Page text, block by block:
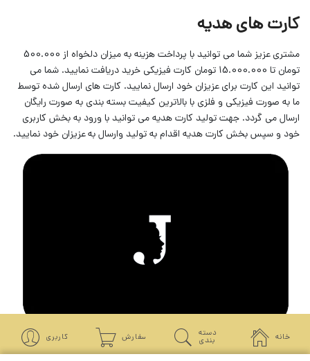
کارت های هدیه
مشتری عزیز شما می توانید با پرداخت هزینه به میزان دلخواه از 500.000
تومان تا 15.000.000 تومان کارت فیزیکی خرید دریافت نمایید. شما می
توانید این کارت برای عزیزان خود ارسال نمایید. کارت های ارسال شده توسط
ما به صورت فیزیکی و فلزی با بالاترین کیفیت بسته بندی به صورت رایگان
ارسال می گردد. جهت تولید کارت هدیه می توانید با ورود به بخش کاربری
خود و سپس بخش کارت هدیه اقدام به تولید وارسال به عزیزان خود نمایید.
کاربری سفارش دسته
بندی خانه